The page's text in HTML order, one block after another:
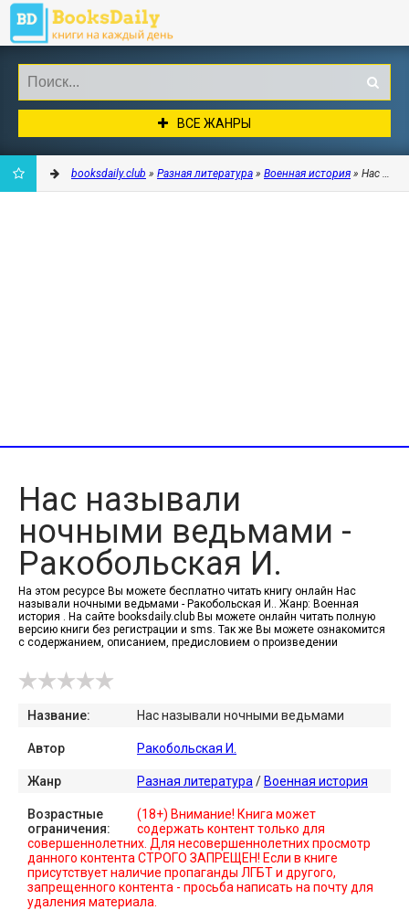
ВСЕ ЖАНРЫ
booksdaily.club » Разная литература » Военная история » Нас
Нас называли
ночными ведьмами -
Ракобольская И.
На этом ресурсе Вы можете бесплатно читать книгу онлайн Нас
называли ночными ведьмами - Ракобольская И.. Жанр: Военная
история . На сайте booksdaily.club Вы можете онлайн читать полную
версию книги без регистрации и sms. Так же Вы можете ознакомится
с содержанием, описанием, предисловием о произведении
Название: Нас называли ночными ведьмами
Автор Ракобольская И.
Жанр Разная литература / Военная история
Возрастные
ограничения:
(18+) Внимание! Книга может
содержать контент только для
совершеннолетних. Для несовершеннолетних просмотр
данного контента СТРОГО ЗАПРЕЩЕН! Если в книге
присутствует наличие пропаганды ЛГБТ и другого,
запрещенного контента - просьба написать на почту для
удаления материала.